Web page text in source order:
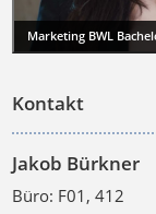
Marketing BWL
Kontakt
Jakob Bürkner
Büro: F01, 412